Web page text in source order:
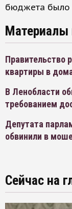
бюджета было
Материалы
Правительство
квартиры в
В Ленобласти
требованием
Депутата
обвинили в
Сейчас на